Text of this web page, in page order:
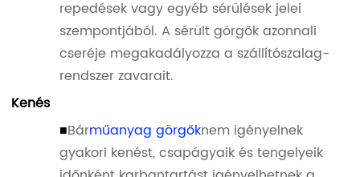
repedések vagy egyéb sérülések jelei
szempontjából. A sérült görgők azonnali
cseréje megakadályozza a szállítószalag-
rendszer zavarait.
Kenés
■Bárműanyag görgőknem igényelnek
gyakori kenést, csapágyaik és tengelyeik